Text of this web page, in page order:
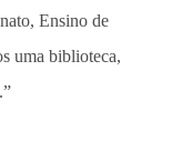
Ensino de
uma biblioteca,